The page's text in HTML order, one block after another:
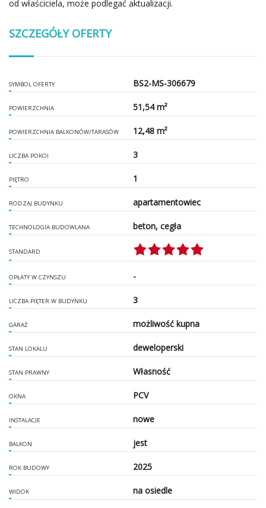
od właściciela, może podlegać aktualizacji.
SZCZEGÓŁY OFERTY
SYMBOL OFERTY BS2-MS-306679
POWIERZCHNIA 51,54 m²
POWIERZCHNIA BALKONÓW/TARASÓW 12,48 m²
LICZBA POKOI 3
PIĘTRO 1
RODZAJ BUDYNKU apartamentowiec
TECHNOLOGIA BUDOWLANA beton, cegła
STANDARD
OPŁATY W CZYNSZU -
LICZBA PIĘTER W BUDYNKU 3
GARAŻ możliwość kupna
STAN LOKALU deweloperski
STAN PRAWNY Własność
OKNA PCV
INSTALACJE nowe
BALKON jest
ROK BUDOWY 2025
WIDOK na osiedle